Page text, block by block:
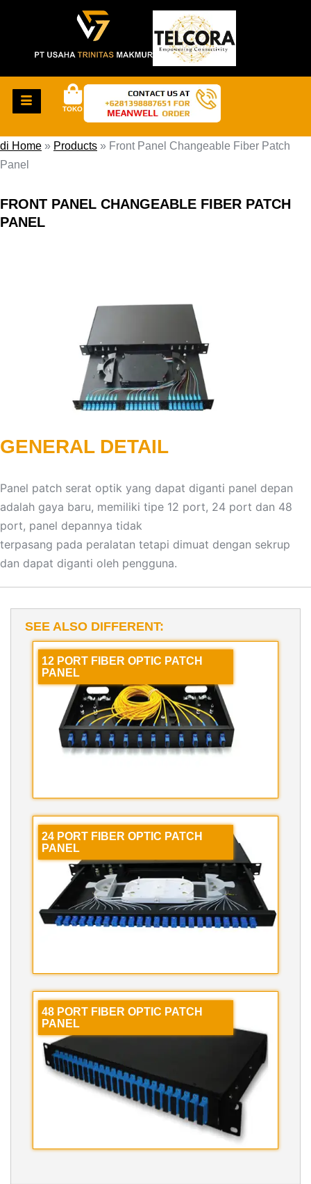
TOKO
di Home » Products » Front Panel Changeable Fiber Patch
Panel
FRONT PANEL CHANGEABLE FIBER PATCH
PANEL
GENERAL DETAIL
Panel patch serat optik yang dapat diganti panel depan
adalah gaya baru, memiliki tipe 12 port, 24 port dan 48
port, panel depannya tidak
terpasang pada peralatan tetapi dimuat dengan sekrup
dan dapat diganti oleh pengguna.
SEE ALSO DIFFERENT:
12 PORT FIBER OPTIC PATCH
PANEL
24 PORT FIBER OPTIC PATCH
PANEL
48 PORT FIBER OPTIC PATCH
PANEL